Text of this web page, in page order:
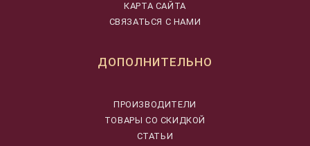
КАРТА САЙТА
СВЯЗАТЬСЯ С НАМИ
ДОПОЛНИТЕЛЬНО
ПРОИЗВОДИТЕЛИ
ТОВАРЫ СО СКИДКОЙ
СТАТЬИ